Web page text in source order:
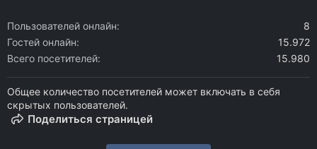
Пользователей онлайн
8
Гостей онлайн
15.972
Всего посетителей
15.980
Общее количество посетителей может включать в себя
скрытых пользователей.
Поделиться страницей